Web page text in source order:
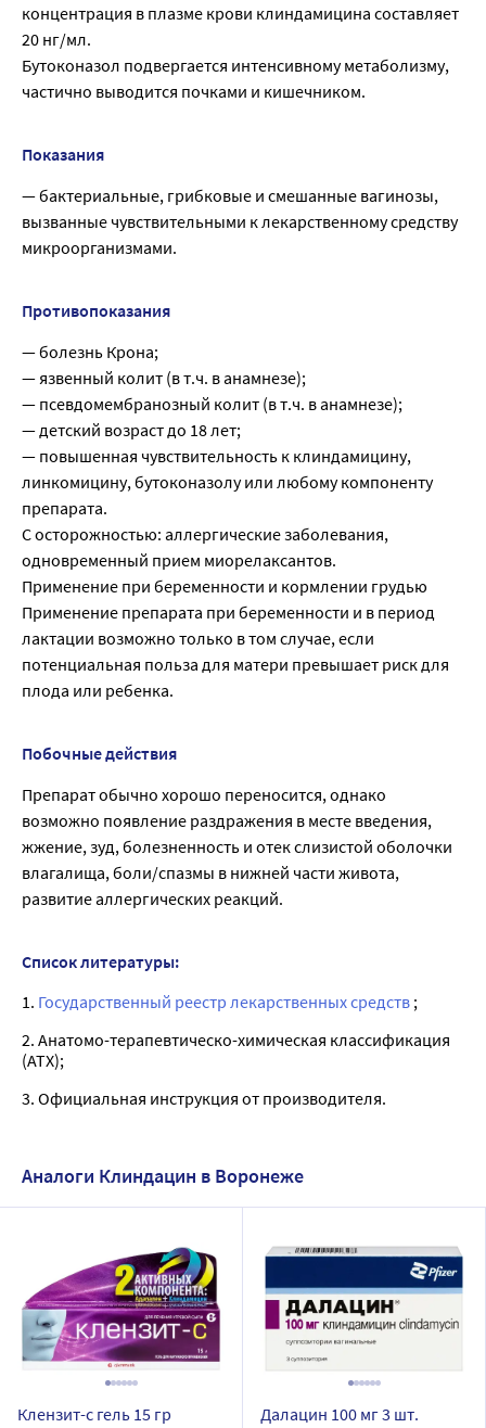
концентрация в плазме крови клиндамицина составляет
20 нг/мл.
Бутоконазол подвергается интенсивному метаболизму,
частично выводится почками и кишечником.
Показания
— бактериальные, грибковые и смешанные вагинозы,
вызванные чувствительными к лекарственному средству
микроорганизмами.
Противопоказания
— болезнь Крона;
— язвенный колит (в т.ч. в анамнезе);
— псевдомембранозный колит (в т.ч. в анамнезе);
— детский возраст до 18 лет;
— повышенная чувствительность к клиндамицину,
линкомицину, бутоконазолу или любому компоненту
препарата.
С осторожностью: аллергические заболевания,
одновременный прием миорелаксантов.
Применение при беременности и кормлении грудью
Применение препарата при беременности и в период
лактации возможно только в том случае, если
потенциальная польза для матери превышает риск для
плода или ребенка.
Побочные действия
Препарат обычно хорошо переносится, однако
возможно появление раздражения в месте введения,
жжение, зуд, болезненность и отек слизистой оболочки
влагалища, боли/спазмы в нижней части живота,
развитие аллергических реакций.
Список литературы:
1. Государственный реестр лекарственных средств ;
2. Анатомо-терапевтическо-химическая классификация
(ATX);
3. Официальная инструкция от производителя.
Аналоги Клиндацин в Воронеже
Клензит-с гель 15 гр
Далацин 100 мг 3 шт.